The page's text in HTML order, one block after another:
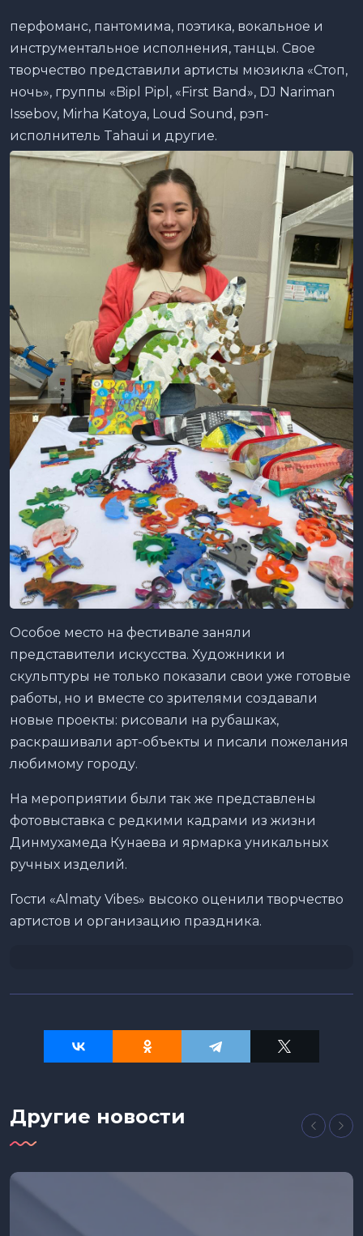
перфоманс, пантомима, поэтика, вокальное и
инструментальное исполнения, танцы. Свое
творчество представили артисты мюзикла «Стоп,
ночь», группы «Bipl Pipl, «First Band», DJ Nariman
Issebov, Mirha Katoya, Loud Sound, рэп-
исполнитель Tahaui и другие.
Особое место на фестивале заняли
представители искусства. Художники и
скульптуры не только показали свои уже готовые
работы, но и вместе со зрителями создавали
новые проекты: рисовали на рубашках,
раскрашивали арт-объекты и писали пожелания
любимому городу.
На мероприятии были так же представлены
фотовыставка с редкими кадрами из жизни
Динмухамеда Кунаева и ярмарка уникальных
ручных изделий.
Гости «Almaty Vibes» высоко оценили творчество
артистов и организацию праздника.
Другие новости